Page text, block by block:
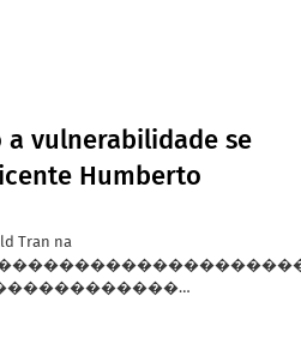
a vulnerabilidade se
Humberto
Tran na